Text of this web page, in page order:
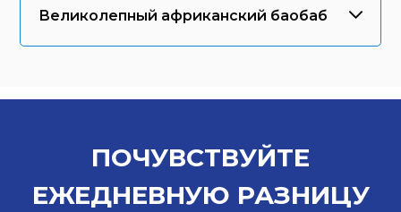
Великолепный африканский баобаб
ПОЧУВСТВУЙТЕ
ЕЖЕДНЕВНУЮ РАЗНИЦУ